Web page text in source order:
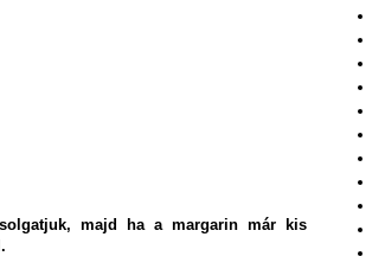
majd ha a margarin már kis